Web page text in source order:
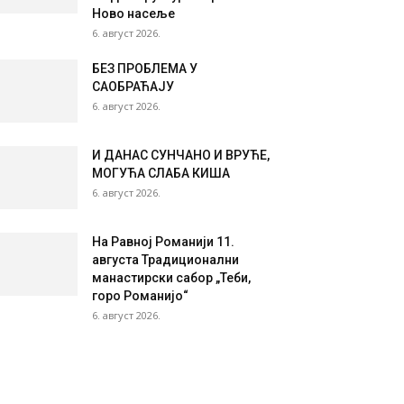
Ново насеље
6. август 2026.
БЕЗ ПРОБЛЕМА У
САОБРАЋАЈУ
6. август 2026.
И ДАНАС СУНЧАНО И ВРУЋЕ,
МОГУЋА СЛАБА КИША
6. август 2026.
На Равној Романији 11.
августа Традиционални
манастирски сабор „Теби,
горо Романијо“
6. август 2026.